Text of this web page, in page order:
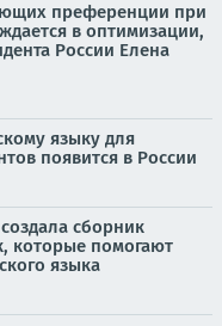
преференции при
в оптимизации,
России Елена
языку для
появится в России
сборник
которые помогают
языка